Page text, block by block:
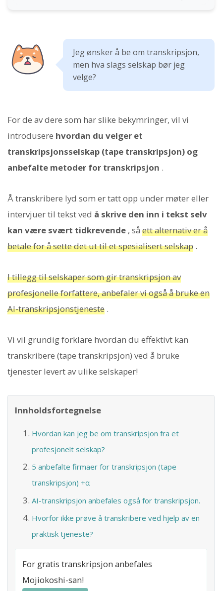
Jeg ønsker å be om transkripsjon,
men hva slags selskap bør jeg
velge?
For de av dere som har slike bekymringer, vil vi
introdusere hvordan du velger et
transkripsjonsselskap (tape transkripsjon) og
anbefalte metoder for transkripsjon .
Å transkribere lyd som er tatt opp under møter eller
intervjuer til tekst ved å skrive den inn i tekst selv
kan være svært tidkrevende , så ett alternativ er å
betale for å sette det ut til et spesialisert selskap .
I tillegg til selskaper som gir transkripsjon av
profesjonelle forfattere, anbefaler vi også å bruke en
AI-transkripsjonstjeneste .
Vi vil grundig forklare hvordan du effektivt kan
transkribere (tape transkripsjon) ved å bruke
tjenester levert av ulike selskaper!
Innholdsfortegnelse
Hvordan kan jeg be om transkripsjon fra et
profesjonelt selskap?
5 anbefalte firmaer for transkripsjon (tape
transkripsjon) +α
AI-transkripsjon anbefales også for transkripsjon.
Hvorfor ikke prøve å transkribere ved hjelp av en
praktisk tjeneste?
For gratis transkripsjon anbefales
Mojiokoshi-san!